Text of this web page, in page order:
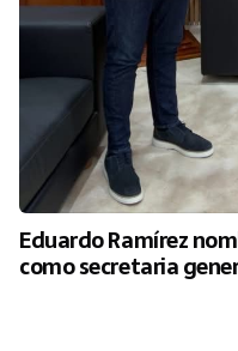
Eduardo Ramírez
como secretaria